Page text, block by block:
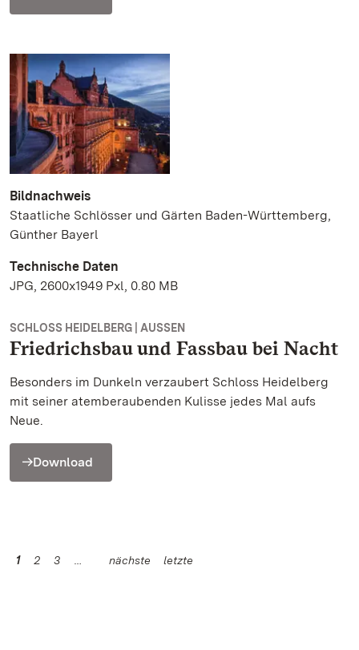
Bildnachweis
Staatliche Schlösser und Gärten Baden-Württemberg,
Günther Bayerl
Technische Daten
JPG, 2600x1949 Pxl, 0.80 MB
SCHLOSS HEIDELBERG | AUSSEN
Friedrichsbau und Fassbau bei Nacht
Besonders im Dunkeln verzaubert Schloss Heidelberg
mit seiner atemberaubenden Kulisse jedes Mal aufs
Neue.
Download
1 2 3 nächste letzte